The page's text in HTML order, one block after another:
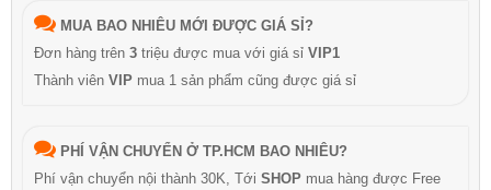
MUA BAO NHIÊU MỚI ĐƯỢC GIÁ SỈ?
Đơn hàng trên 3 triệu được mua với giá sỉ VIP1
Thành viên VIP mua 1 sản phẩm cũng được giá sỉ
PHÍ VẬN CHUYỂN Ở TP.HCM BAO NHIÊU?
Phí vận chuyển nội thành 30K, Tới SHOP mua hàng được Free